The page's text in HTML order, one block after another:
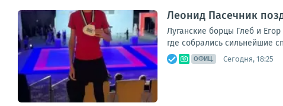
Леонид Пасечник
Луганские борцы Глеб и
где собрались сильнейшие
ОФИЦ. Сегодня, 18:25